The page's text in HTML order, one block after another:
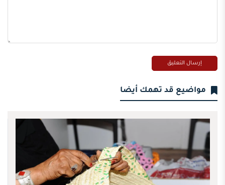
مواضيع قد تهمك أيضا